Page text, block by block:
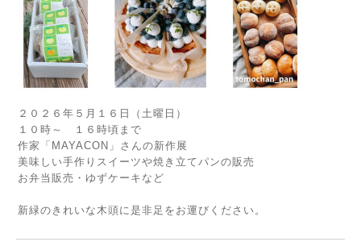
２０２６年５月１６日（土曜日）
１０時～ １６時頃まで
作家「MAYACON」さんの新作展
美味しい手作りスイーツや焼き立てパンの販売
お弁当販売・ゆずケーキなど
新緑のきれいな木頭に是非足をお運びください。